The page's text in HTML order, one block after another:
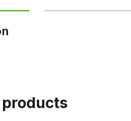
products